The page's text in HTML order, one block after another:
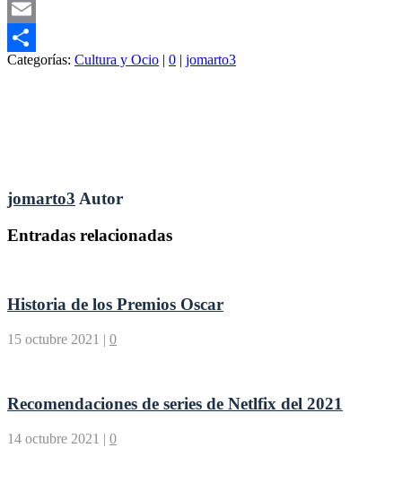
Mastodon
Email
Compartir
Categorías: Cultura y Ocio | 0 | jomarto3
jomarto3 Autor
Entradas relacionadas
Historia de los Premios Oscar
15 octubre 2021 | 0
Recomendaciones de series de Netlfix del 2021
14 octubre 2021 | 0